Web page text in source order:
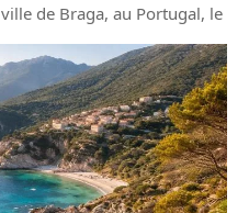
de Braga, au Portugal, le